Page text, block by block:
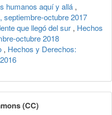
humanos aquí y allá ,
octubre 2017
que llegó del sur , Hechos
octubre 2018
, Hechos y Derechos:
(CC)